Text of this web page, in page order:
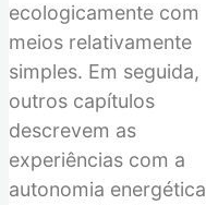
ecologicamente com
meios relativamente
simples. Em seguida,
outros capítulos
descrevem as
experiências com a
autonomia energética